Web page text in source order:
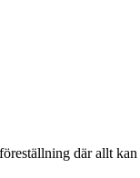
där allt